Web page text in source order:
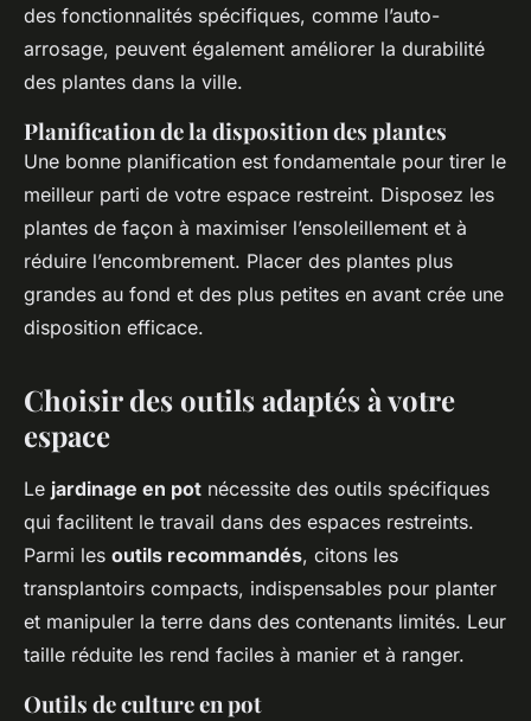
des fonctionnalités spécifiques, comme l’auto-
arrosage, peuvent également améliorer la durabilité
des plantes dans la ville.
Planification de la disposition des plantes
Une bonne planification est fondamentale pour tirer le
meilleur parti de votre espace restreint. Disposez les
plantes de façon à maximiser l’ensoleillement et à
réduire l’encombrement. Placer des plantes plus
grandes au fond et des plus petites en avant crée une
disposition efficace.
Choisir des outils adaptés à votre
espace
Le jardinage en pot nécessite des outils spécifiques
qui facilitent le travail dans des espaces restreints.
Parmi les outils recommandés, citons les
transplantoirs compacts, indispensables pour planter
et manipuler la terre dans des contenants limités. Leur
taille réduite les rend faciles à manier et à ranger.
Outils de culture en pot